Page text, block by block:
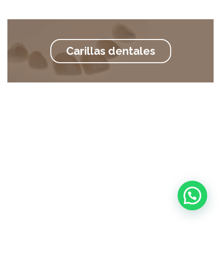
requerir periodos de tratamiento
que se extiendan más allá de los
dos años.
Carillas dentales